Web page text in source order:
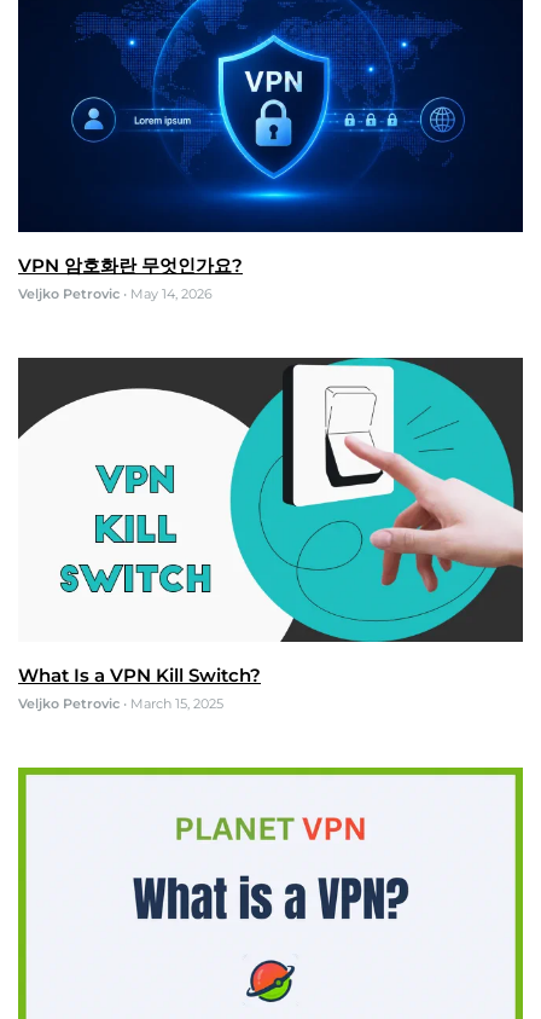
VPN 암호화란 무엇인가요?
Veljko Petrovic • May 14, 2026
What Is a VPN Kill Switch?
Veljko Petrovic • March 15, 2025